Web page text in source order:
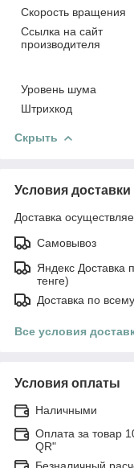
Скорость вращения
Ссылка на сайт
производителя
Уровень шума
Штрихкод
Скрыть
Условия доставки
Доставка
Самовывоз
Яндекс Доставка
тенге)
Доставка по
Все условия
Условия оплаты
Наличными
Оплата за товар
QR"
Безналичный